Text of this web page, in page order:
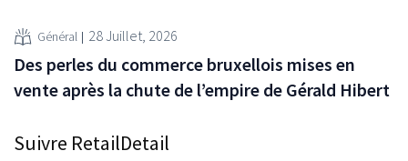
Général 28 Juillet, 2026
Des perles du commerce bruxellois mises en
vente après la chute de l’empire de Gérald Hibert
Suivre RetailDetail